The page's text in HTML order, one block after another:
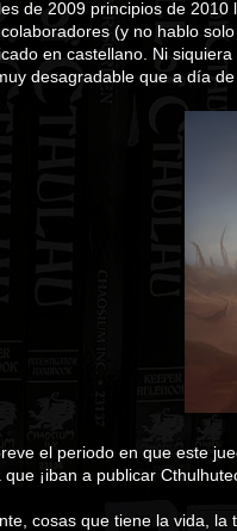
de 2009 principios de
(y no hablo
en castellano. Ni
desagradable que a día
el periodo en que este
que ¡iban a publicar
cosas que tiene la vida,